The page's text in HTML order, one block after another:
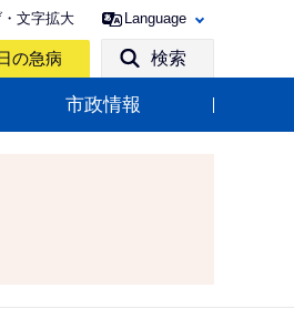
文字拡大 Language
の急病 検索
市政情報